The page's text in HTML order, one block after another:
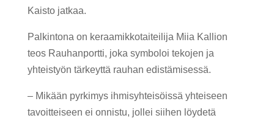
Kaisto jatkaa.
Palkintona on keraamikkotaiteilija Miia Kallion
teos Rauhanportti, joka symboloi tekojen ja
yhteistyön tärkeyttä rauhan edistämisessä.
– Mikään pyrkimys ihmisyhteisöissä yhteiseen
tavoitteiseen ei onnistu, jollei siihen löydetä